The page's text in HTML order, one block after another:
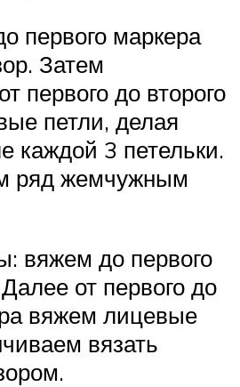
первого маркера
Затем
первого до второго
петли, делая
каждой 3 петельки.
ряд жемчужным
вяжем до первого
от первого до
вяжем лицевые
вязать